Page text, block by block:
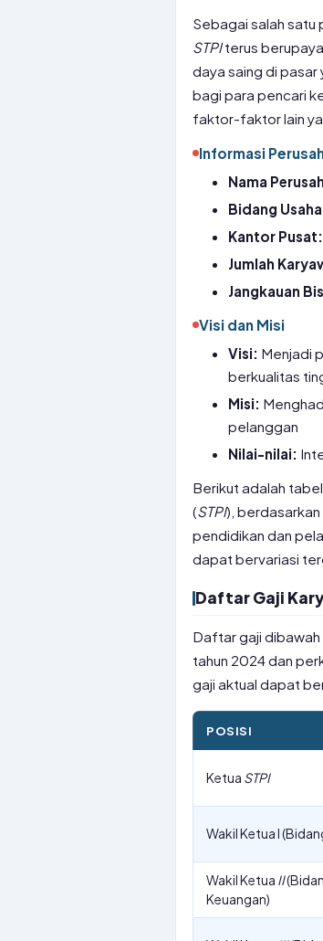
Sebagai salah satu
STPIterus
daya saing di pasar
bagi para pencari
faktor-faktor lain
Informasi
Nama
Bidang
Kantor Pusat:
Jumlah
Jangkauan
Visi dan Misi
Visi: Menjadi
berkualitas
Misi:
pelanggan
Nilai-nilai:
Berikut adalah
(STPI),
pendidikan dan
dapat bervariasi
Daftar Gaji
Daftar gaji
tahun 2024 dan
gaji aktual dapat
POSISI
Ketua STPI
Wakil Ketua I
Wakil Ketua II
Keuangan)